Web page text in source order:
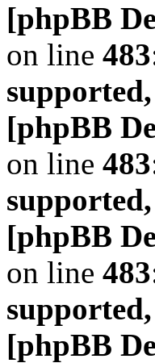
[phpBB
on line 483
[phpBB
on line 483
[phpBB
on line 483
[phpBB